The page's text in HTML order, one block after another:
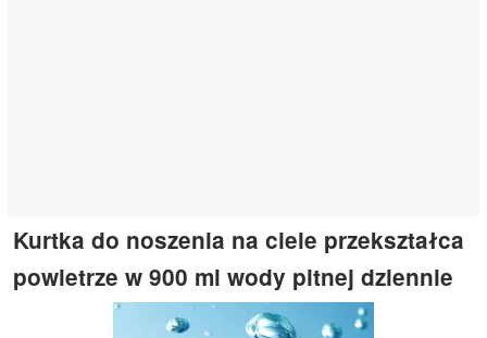
Kurtka do noszenia na ciele przekształca
powietrze w 900 ml wody pitnej dziennie